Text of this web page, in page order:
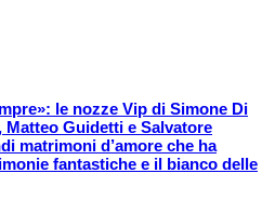
le nozze Vip di Simone Di
Matteo Guidetti e Salvatore
matrimoni d’amore che ha
fantastiche e il bianco delle